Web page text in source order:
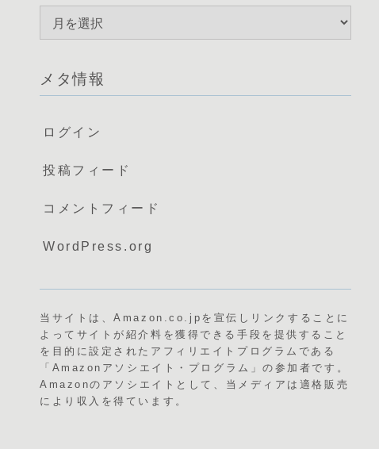
メタ情報
ログイン
投稿フィード
コメントフィード
WordPress.org
当サイトは、Amazon.co.jpを宣伝しリンクすることに
よってサイトが紹介料を獲得できる手段を提供すること
を目的に設定されたアフィリエイトプログラムである
「Amazonアソシエイト・プログラム」の参加者です。
Amazonのアソシエイトとして、当メディアは適格販売
により収入を得ています。